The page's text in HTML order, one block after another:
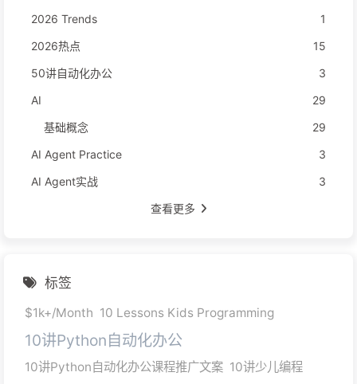
2026 Trends
1
2026热点
15
50讲自动化办公
3
AI
29
基础概念
29
AI Agent Practice
3
AI Agent实战
3
查看更多
标签
$1k+/Month 10 Lessons Kids Programming
10讲Python自动化办公
10讲Python自动化办公课程推广文案 10讲少儿编程